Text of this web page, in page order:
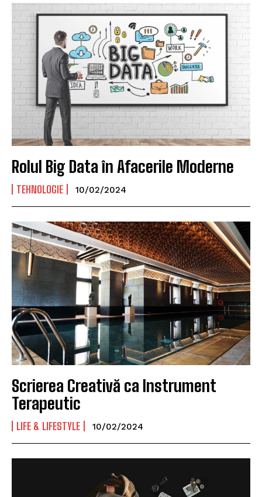
Rolul Big Data în Afacerile Moderne
TEHNOLOGIE 10/02/2024
Scrierea Creativă ca Instrument
Terapeutic
LIFE & LIFESTYLE 10/02/2024